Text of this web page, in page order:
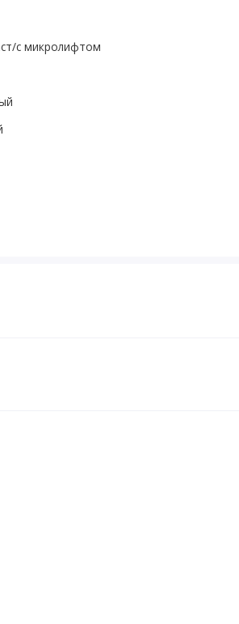
с микролифтом